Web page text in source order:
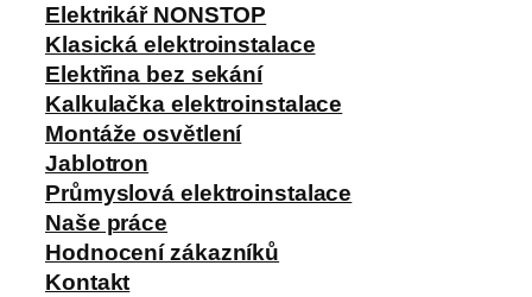
Elektrikář NONSTOP
Klasická elektroinstalace
Elektřina bez sekání
Kalkulačka elektroinstalace
Montáže osvětlení
Jablotron
Průmyslová elektroinstalace
Naše práce
Hodnocení zákazníků
Kontakt